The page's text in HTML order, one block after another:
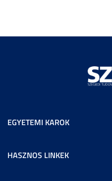
EGYETEMI KAROK
HASZNOS LINKEK